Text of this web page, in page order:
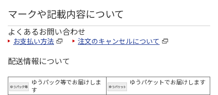
マークや記載内容について
よくあるお問い合わせ
お支払い方法 注文のキャンセルについて
配送情報について
ゆうパック等でお届けしま
す
ゆうパケットでお届けします